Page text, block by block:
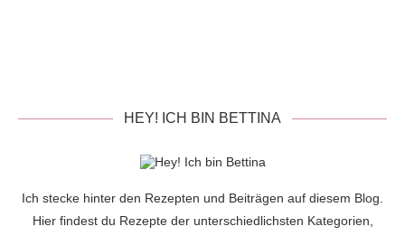
HEY! ICH BIN BETTINA
Ich stecke hinter den Rezepten und Beiträgen auf diesem Blog.
Hier findest du Rezepte der unterschiedlichsten Kategorien,